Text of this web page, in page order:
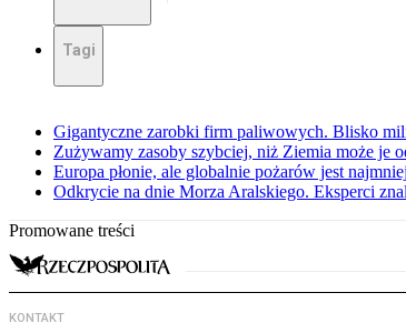
Tagi
Gigantyczne zarobki firm paliwowych. Blisko
Zużywamy zasoby szybciej, niż Ziemia może je
Europa płonie, ale globalnie pożarów jest
Odkrycie na dnie Morza Aralskiego. Eksperci
Promowane treści
KONTAKT